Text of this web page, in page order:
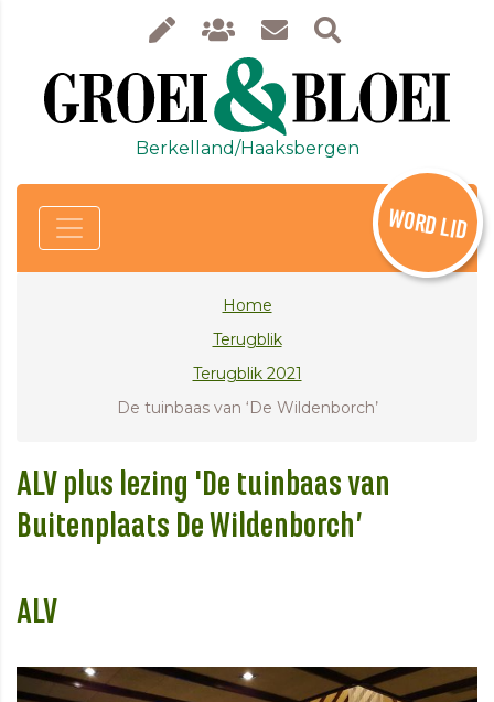
Berkelland/Haaksbergen
WORD LID
Home
Terugblik
Terugblik 2021
De tuinbaas van ‘De Wildenborch’
ALV plus lezing 'De tuinbaas van
Buitenplaats De Wildenborch’
ALV